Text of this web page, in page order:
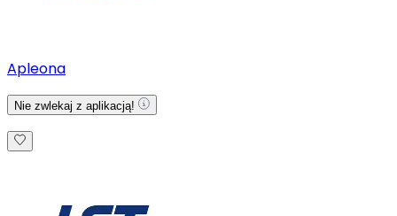
Apleona
Nie zwlekaj z aplikacją!